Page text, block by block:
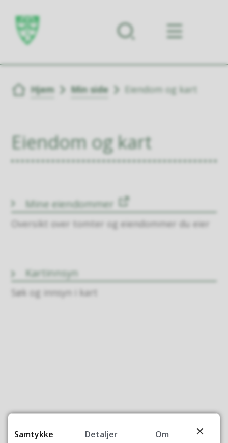
Forsiden
Du er her:
Hjem Min side Eiendom og kart
Eiendom og kart
Mine eiendommer
Oversikt over tomter og eiendommer du eier
Kartinnsyn
Søk og innsyn i kart
Samtykke Detaljer
Om